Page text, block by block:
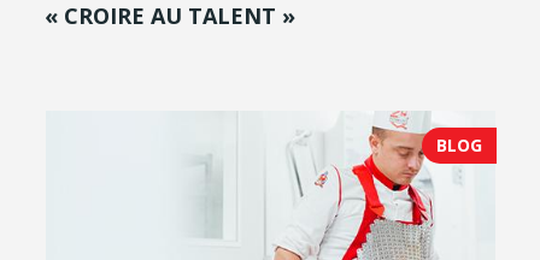
« CROIRE AU TALENT »
BLOG